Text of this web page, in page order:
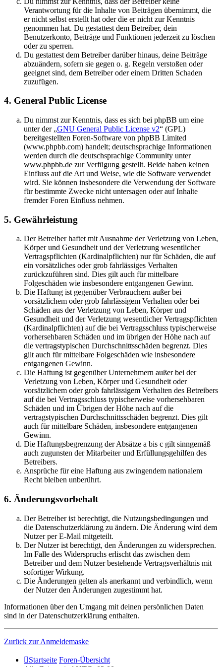
Verantwortung für die Inhalte von Beiträgen übernimmt, die
er nicht selbst erstellt hat oder die er nicht zur Kenntnis
genommen hat. Du gestattest dem Betreiber, dein
Benutzerkonto, Beiträge und Funktionen jederzeit zu löschen
oder zu sperren.
Du gestattest dem Betreiber darüber hinaus, deine Beiträge
abzuändern, sofern sie gegen o. g. Regeln verstoßen oder
geeignet sind, dem Betreiber oder einem Dritten Schaden
zuzufügen.
4. General Public License
Du nimmst zur Kenntnis, dass es sich bei phpBB um eine
unter der „GNU General Public License v2“ (GPL)
bereitgestellten Foren-Software von phpBB Limited
(www.phpbb.com) handelt; deutschsprachige Informationen
werden durch die deutschsprachige Community unter
www.phpbb.de zur Verfügung gestellt. Beide haben keinen
Einfluss auf die Art und Weise, wie die Software verwendet
wird. Sie können insbesondere die Verwendung der Software
für bestimmte Zwecke nicht untersagen oder auf Inhalte
fremder Foren Einfluss nehmen.
5. Gewährleistung
Der Betreiber haftet mit Ausnahme der Verletzung von Leben,
Körper und Gesundheit und der Verletzung wesentlicher
Vertragspflichten (Kardinalpflichten) nur für Schäden, die auf
ein vorsätzliches oder grob fahrlässiges Verhalten
zurückzuführen sind. Dies gilt auch für mittelbare
Folgeschäden wie insbesondere entgangenen Gewinn.
Die Haftung ist gegenüber Verbrauchern außer bei
vorsätzlichem oder grob fahrlässigem Verhalten oder bei
Schäden aus der Verletzung von Leben, Körper und
Gesundheit und der Verletzung wesentlicher Vertragspflichten
(Kardinalpflichten) auf die bei Vertragsschluss typischerweise
vorhersehbaren Schäden und im übrigen der Höhe nach auf
die vertragstypischen Durchschnittsschäden begrenzt. Dies
gilt auch für mittelbare Folgeschäden wie insbesondere
entgangenen Gewinn.
Die Haftung ist gegenüber Unternehmern außer bei der
Verletzung von Leben, Körper und Gesundheit oder
vorsätzlichem oder grob fahrlässigem Verhalten des Betreibers
auf die bei Vertragsschluss typischerweise vorhersehbaren
Schäden und im Übrigen der Höhe nach auf die
vertragstypischen Durchschnittsschäden begrenzt. Dies gilt
auch für mittelbare Schäden, insbesondere entgangenen
Gewinn.
Die Haftungsbegrenzung der Absätze a bis c gilt sinngemäß
auch zugunsten der Mitarbeiter und Erfüllungsgehilfen des
Betreibers.
Ansprüche für eine Haftung aus zwingendem nationalem
Recht bleiben unberührt.
6. Änderungsvorbehalt
Der Betreiber ist berechtigt, die Nutzungsbedingungen und
die Datenschutzerklärung zu ändern. Die Änderung wird dem
Nutzer per E-Mail mitgeteilt.
Der Nutzer ist berechtigt, den Änderungen zu widersprechen.
Im Falle des Widerspruchs erlischt das zwischen dem
Betreiber und dem Nutzer bestehende Vertragsverhältnis mit
sofortiger Wirkung.
Die Änderungen gelten als anerkannt und verbindlich, wenn
der Nutzer den Änderungen zugestimmt hat.
Informationen über den Umgang mit deinen persönlichen Daten
sind in der Datenschutzerklärung enthalten.
Zurück zur Anmeldemaske
Startseite Foren-Übersicht